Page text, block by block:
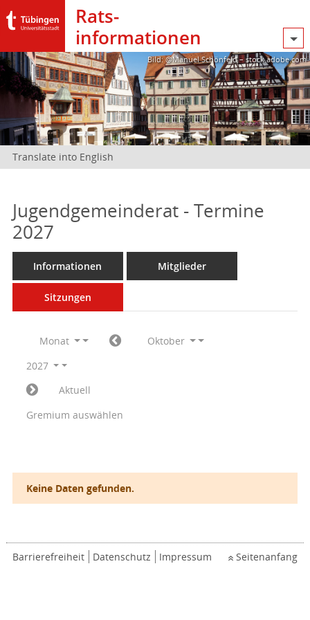
Rats­
informationen
Bild: @Manuel Schönfeld – stock.adobe.com
Translate into English
Jugendgemeinderat - Termine
2027
Informationen Mitglieder
Sitzungen
Monat
Oktober
2027
Aktuell
Gremium auswählen
Keine Daten gefunden.
Barrierefreiheit Datenschutz Impressum Seitenanfang